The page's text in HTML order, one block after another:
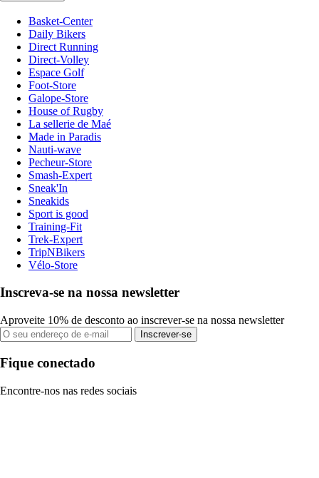
Basket-Center
Daily Bikers
Direct Running
Direct-Volley
Espace Golf
Foot-Store
Galope-Store
House of Rugby
La sellerie de Maé
Made in Paradis
Nauti-wave
Pecheur-Store
Smash-Expert
Sneak'In
Sneakids
Sport is good
Training-Fit
Trek-Expert
TripNBikers
Vélo-Store
Inscreva-se na nossa newsletter
Aproveite 10% de desconto ao inscrever-se na nossa newsletter
Inscrever-se
Fique conectado
Encontre-nos nas redes sociais